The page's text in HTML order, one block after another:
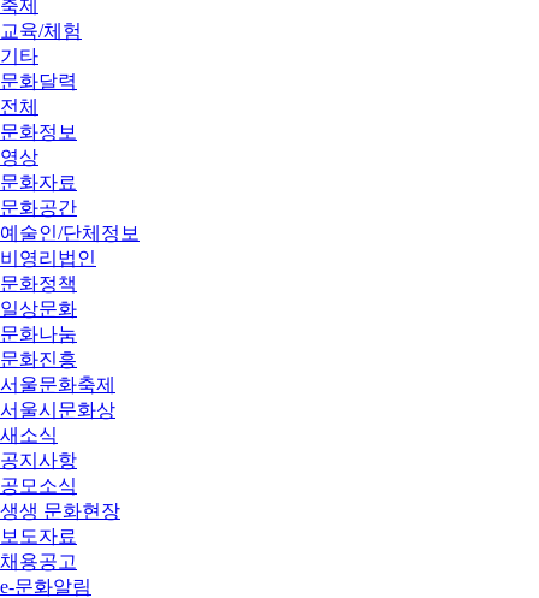
축제
교육/체험
기타
문화달력
전체
문화정보
영상
문화자료
문화공간
예술인/단체정보
비영리법인
문화정책
일상문화
문화나눔
문화진흥
서울문화축제
서울시문화상
새소식
공지사항
공모소식
생생 문화현장
보도자료
채용공고
e-문화알림